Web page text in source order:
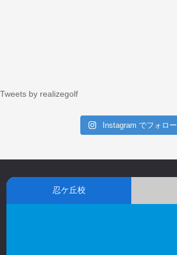
Tweets by realizegolf
Instagram でフォロー
忍ケ丘校